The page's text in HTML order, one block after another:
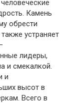
Камень
обрести
устраняет
лидеры,
и смекалкой.
и
высот в
Всего в